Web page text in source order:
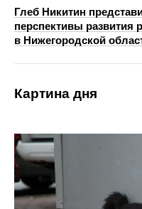
Глеб Никитин
перспективы развития
в Нижегородской
Картина дня